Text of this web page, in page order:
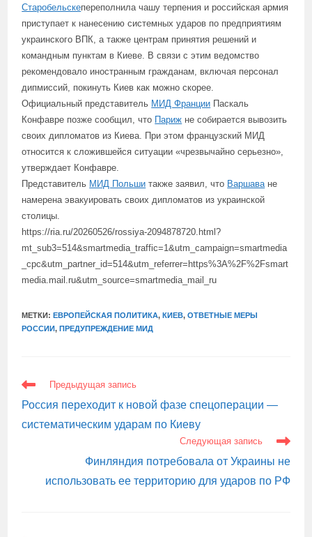
Старобельскепереполнила чашу терпения и российская армия
приступает к нанесению системных ударов по предприятиям
украинского ВПК, а также центрам принятия решений и
командным пунктам в Киеве. В связи с этим ведомство
рекомендовало иностранным гражданам, включая персонал
дипмиссий, покинуть Киев как можно скорее.
Официальный представитель МИД Франции Паскаль
Конфавре позже сообщил, что Париж не собирается вывозить
своих дипломатов из Киева. При этом французский МИД
относится к сложившейся ситуации «чрезвычайно серьезно»,
утверждает Конфавре.
Представитель МИД Польши также заявил, что Варшаване
намерена эвакуировать своих дипломатов из украинской
столицы.
https://ria.ru/20260526/rossiya-2094878720.html?
mt_sub3=514&smartmedia_traffic=1&utm_campaign=smartmedia
_cpc&utm_partner_id=514&utm_referrer=https%3A%2F%2Fsmart
media.mail.ru&utm_source=smartmedia_mail_ru
МЕТКИ:ЕВРОПЕЙСКАЯ ПОЛИТИКА, КИЕВ, ОТВЕТНЫЕ МЕРЫ
РОССИИ, ПРЕДУПРЕЖДЕНИЕ МИД
ЕЩЕ
СТАТЬИ
Предыдущая запись
Россия переходит к новой фазе спецоперации —
систематическим ударам по Киеву
Следующая запись
Финляндия потребовала от Украины не
использовать ее территорию для ударов по РФ